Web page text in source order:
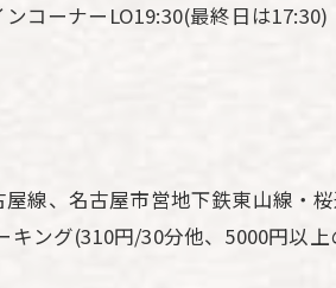
コーナーLO19:30(最終日は17:30)
線、名古屋市営地下鉄東山線・
グ(310円/30分他、5000円以上